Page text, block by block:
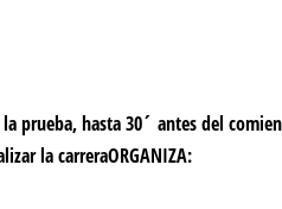
la prueba, hasta 30´ antes del
la carreraORGANIZA: